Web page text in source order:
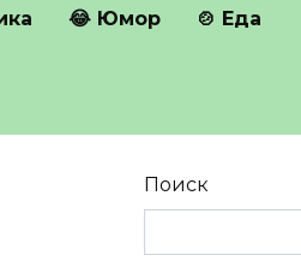
😂 Юмор 🍲 Еда
Поиск